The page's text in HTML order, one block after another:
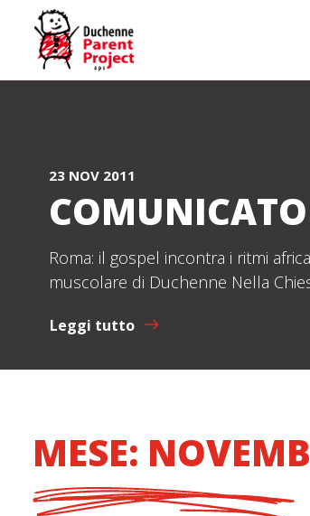
23 NOV 2011
Roma: il gospel incontra i ritmi
muscolare di Duchenne Nella
Leggi tutto
MESE: